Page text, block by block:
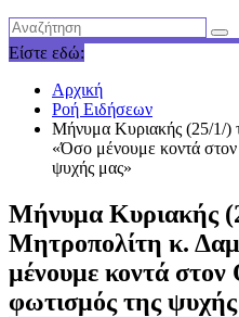
Είστε εδώ:
Αρχική
Ροή Ειδήσεων
Mήνυμα Κυριακής (25/1/)
«Όσο μένουμε κοντά στον
ψυχής μας»
Mήνυμα Κυριακής
Μητροπολίτη κ.
μένουμε κοντά στον
φωτισμός της